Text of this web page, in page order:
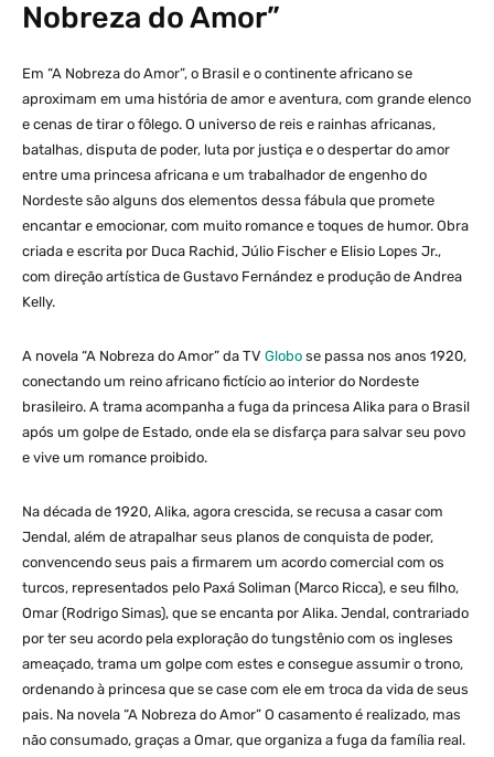
Nobreza do Amor”
Em “A Nobreza do Amor”, o Brasil e o continente africano se
aproximam em uma história de amor e aventura, com grande elenco
e cenas de tirar o fôlego. O universo de reis e rainhas africanas,
batalhas, disputa de poder, luta por justiça e o despertar do amor
entre uma princesa africana e um trabalhador de engenho do
Nordeste são alguns dos elementos dessa fábula que promete
encantar e emocionar, com muito romance e toques de humor. Obra
criada e escrita por Duca Rachid, Júlio Fischer e Elisio Lopes Jr.,
com direção artística de Gustavo Fernández e produção de Andrea
Kelly.
A novela “A Nobreza do Amor” da TV Globo se passa nos anos 1920,
conectando um reino africano fictício ao interior do Nordeste
brasileiro. A trama acompanha a fuga da princesa Alika para o Brasil
após um golpe de Estado, onde ela se disfarça para salvar seu povo
e vive um romance proibido.
Na década de 1920, Alika, agora crescida, se recusa a casar com
Jendal, além de atrapalhar seus planos de conquista de poder,
convencendo seus pais a firmarem um acordo comercial com os
turcos, representados pelo Paxá Soliman (Marco Ricca), e seu filho,
Omar (Rodrigo Simas), que se encanta por Alika. Jendal, contrariado
por ter seu acordo pela exploração do tungstênio com os ingleses
ameaçado, trama um golpe com estes e consegue assumir o trono,
ordenando à princesa que se case com ele em troca da vida de seus
pais. Na novela “A Nobreza do Amor” O casamento é realizado, mas
não consumado, graças a Omar, que organiza a fuga da família real.